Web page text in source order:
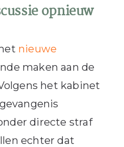
opnieuw
nieuwe
maken aan de
het kabinet
directe straf
echter dat